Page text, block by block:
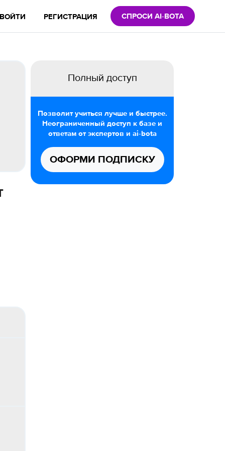
ВОЙТИ РЕГИСТРАЦИЯ СПРОСИ AI-BOTA
Полный доступ
Позволит учиться лучше и быстрее.
Неограниченный доступ к базе и
ответам от экспертов и ai-bota
ОФОРМИ ПОДПИСКУ